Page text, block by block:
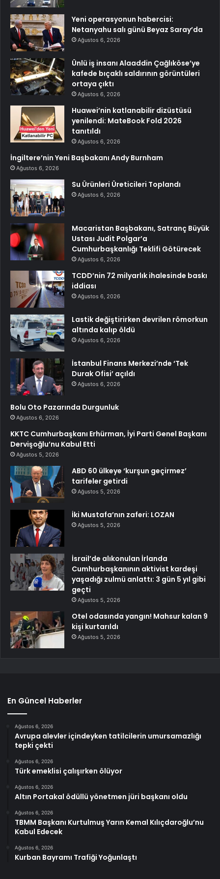
Yeni operasyonun habercisi:
Netanyahu salı günü Beyaz Saray’da
Ağustos 6, 2026
Ünlü iş insanı Alaaddin Çağlıköse’ye
kafede bıçaklı saldırının görüntüleri
ortaya çıktı
Ağustos 6, 2026
Huawei’nin katlanabilir dizüstüsü
yenilendi: MateBook Fold 2026
tanıtıldı
Ağustos 6, 2026
İngiltere’nin Yeni Başbakanı Andy Burnham
Ağustos 6, 2026
Su Ürünleri Üreticileri Toplandı
Ağustos 6, 2026
Macaristan Başbakanı, Satranç Büyük
Ustası Judit Polgar’a
Cumhurbaşkanlığı Teklifi Götürecek
Ağustos 6, 2026
TCDD’nin 72 milyarlık ihalesinde baskı
iddiası
Ağustos 6, 2026
Lastik değiştirirken devrilen römorkun
altında kalıp öldü
Ağustos 6, 2026
İstanbul Finans Merkezi’nde ‘Tek
Durak Ofisi’ açıldı
Ağustos 6, 2026
Bolu Oto Pazarında Durgunluk
Ağustos 6, 2026
KKTC Cumhurbaşkanı Erhürman, İyi Parti Genel Başkanı
Dervişoğlu’nu Kabul Etti
Ağustos 5, 2026
ABD 60 ülkeye ‘kurşun geçirmez’
tarifeler getirdi
Ağustos 5, 2026
İki Mustafa’nın zaferi: LOZAN
Ağustos 5, 2026
İsrail’de alıkonulan İrlanda
Cumhurbaşkanının aktivist kardeşi
yaşadığı zulmü anlattı: 3 gün 5 yıl gibi
geçti
Ağustos 5, 2026
Otel odasında yangın! Mahsur kalan 9
kişi kurtarıldı
Ağustos 5, 2026
En Güncel Haberler
Ağustos 6, 2026
Avrupa alevler içindeyken tatilcilerin umursamazlığı
tepki çekti
Ağustos 6, 2026
Türk emeklisi çalışırken ölüyor
Ağustos 6, 2026
Altın Portakal ödüllü yönetmen jüri başkanı oldu
Ağustos 6, 2026
TBMM Başkanı Kurtulmuş Yarın Kemal Kılıçdaroğlu’nu
Kabul Edecek
Ağustos 6, 2026
Kurban Bayramı Trafiği Yoğunlaştı